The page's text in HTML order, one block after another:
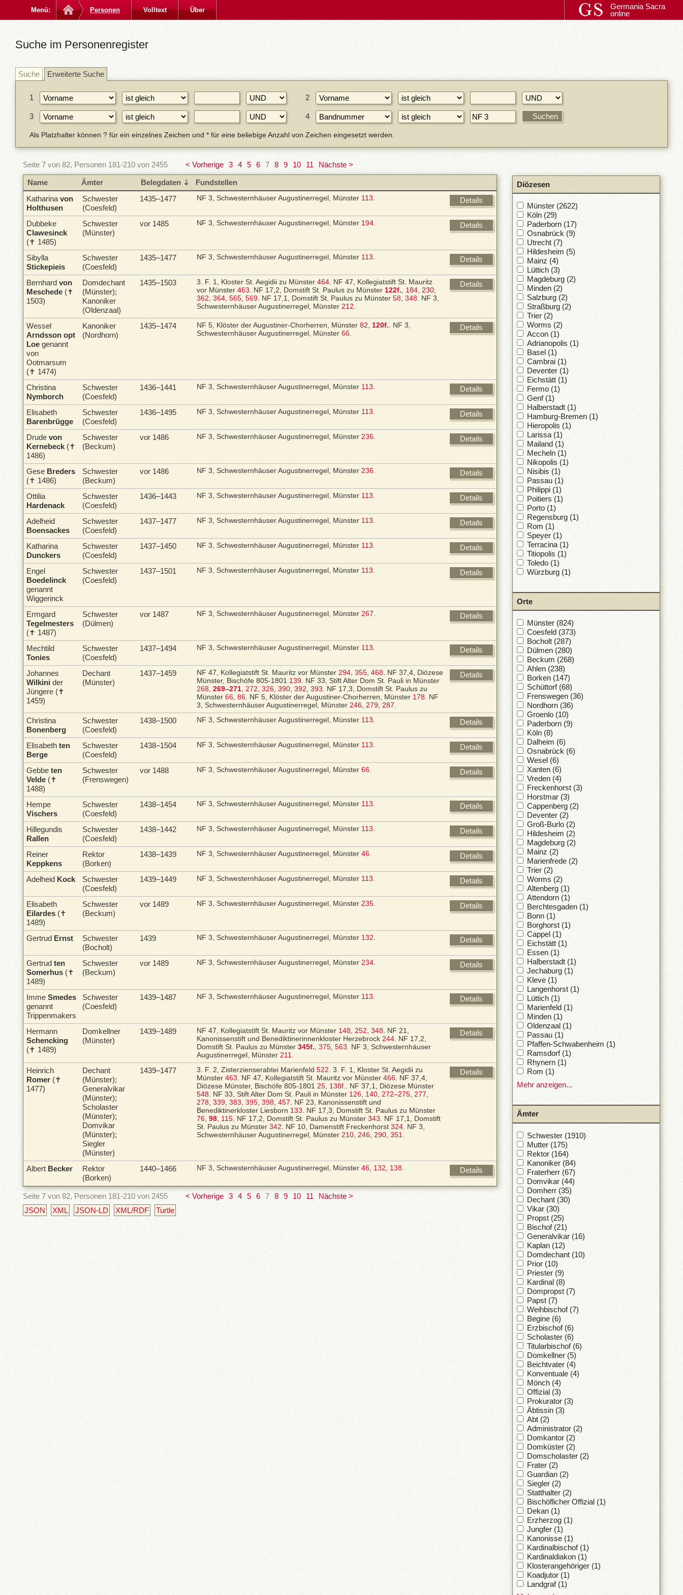
Menü: Personen Volltext Über
Germania Sacra
online
Suche im Personenregister
Suche Erweiterte Suche
1 2
3 4
Als Platzhalter können ? für ein einzelnes Zeichen und * für eine beliebige Anzahl von Zeichen eingesetzt werden.
Seite 7 von 82, Personen 181-210 von 2455 < Vorherige 3 4 5 6 7 8 9 10 11 Nächste >
Name Ämter Belegdaten
Fundstellen
Katharina von
Holthusen
Schwester
(Coesfeld)
1435–1477 NF 3, Schwesternhäuser Augustinerregel, Münster 113. Details
Dubbeke
Clawesinck
(✝ 1485)
Schwester
(Münster)
vor 1485 NF 3, Schwesternhäuser Augustinerregel, Münster 194. Details
Sibylla
Stickepieis
Schwester
(Coesfeld)
1435–1477 NF 3, Schwesternhäuser Augustinerregel, Münster 113. Details
Bernhard von
Meschede (✝
1503)
Domdechant
(Münster);
Kanoniker
(Oldenzaal)
1435–1503 3. F. 1, Kloster St. Aegidii zu Münster 464. NF 47, Kollegiatstift St. Mauritz
vor Münster 463. NF 17,2, Domstift St. Paulus zu Münster 122f., 184, 230,
362, 364, 565, 569. NF 17,1, Domstift St. Paulus zu Münster 58, 348. NF 3,
Schwesternhäuser Augustinerregel, Münster 212.
Details
Wessel
Arndsson opt
Loe genannt
von
Ootmarsum
(✝ 1474)
Kanoniker
(Nordhorn)
1435–1474 NF 5, Klöster der Augustiner-Chorherren, Münster 82, 120f.. NF 3,
Schwesternhäuser Augustinerregel, Münster 66.
Details
Christina
Nymborch
Schwester
(Coesfeld)
1436–1441 NF 3, Schwesternhäuser Augustinerregel, Münster 113. Details
Elisabeth
Barenbrügge
Schwester
(Coesfeld)
1436–1495 NF 3, Schwesternhäuser Augustinerregel, Münster 113. Details
Drude von
Kernebeck (✝
1486)
Schwester
(Beckum)
vor 1486 NF 3, Schwesternhäuser Augustinerregel, Münster 236. Details
Gese Breders
(✝ 1486)
Schwester
(Beckum)
vor 1486 NF 3, Schwesternhäuser Augustinerregel, Münster 236. Details
Ottilia
Hardenack
Schwester
(Coesfeld)
1436–1443 NF 3, Schwesternhäuser Augustinerregel, Münster 113. Details
Adelheid
Boensackes
Schwester
(Coesfeld)
1437–1477 NF 3, Schwesternhäuser Augustinerregel, Münster 113. Details
Katharina
Dunckers
Schwester
(Coesfeld)
1437–1450 NF 3, Schwesternhäuser Augustinerregel, Münster 113. Details
Engel
Boedelinck
genannt
Wiggerinck
Schwester
(Coesfeld)
1437–1501 NF 3, Schwesternhäuser Augustinerregel, Münster 113. Details
Ermgard
Tegelmesters
(✝ 1487)
Schwester
(Dülmen)
vor 1487 NF 3, Schwesternhäuser Augustinerregel, Münster 267. Details
Mechtild
Tonies
Schwester
(Coesfeld)
1437–1494 NF 3, Schwesternhäuser Augustinerregel, Münster 113. Details
Johannes
Wilkini der
Jüngere (✝
1459)
Dechant
(Münster)
1437–1459 NF 47, Kollegiatstift St. Mauritz vor Münster 294, 355, 468. NF 37,4, Diözese
Münster, Bischöfe 805-1801 139. NF 33, Stift Alter Dom St. Pauli in Münster
268, 269–271, 272, 326, 390, 392, 393. NF 17,3, Domstift St. Paulus zu
Münster 66, 86. NF 5, Klöster der Augustiner-Chorherren, Münster 178. NF
3, Schwesternhäuser Augustinerregel, Münster 246, 279, 287.
Details
Christina
Bonenberg
Schwester
(Coesfeld)
1438–1500 NF 3, Schwesternhäuser Augustinerregel, Münster 113. Details
Elisabeth ten
Berge
Schwester
(Coesfeld)
1438–1504 NF 3, Schwesternhäuser Augustinerregel, Münster 113. Details
Gebbe ten
Velde (✝
1488)
Schwester
(Frenswegen)
vor 1488 NF 3, Schwesternhäuser Augustinerregel, Münster 66. Details
Hempe
Vischers
Schwester
(Coesfeld)
1438–1454 NF 3, Schwesternhäuser Augustinerregel, Münster 113. Details
Hillegundis
Rallen
Schwester
(Coesfeld)
1438–1442 NF 3, Schwesternhäuser Augustinerregel, Münster 113. Details
Reiner
Keppkens
Rektor
(Borken)
1438–1439 NF 3, Schwesternhäuser Augustinerregel, Münster 46. Details
Adelheid Kock
Schwester
(Coesfeld)
1439–1449 NF 3, Schwesternhäuser Augustinerregel, Münster 113. Details
Elisabeth
Eilardes (✝
1489)
Schwester
(Beckum)
vor 1489 NF 3, Schwesternhäuser Augustinerregel, Münster 235. Details
Gertrud Ernst
Schwester
(Bocholt)
1439 NF 3, Schwesternhäuser Augustinerregel, Münster 132. Details
Gertrud ten
Somerhus (✝
1489)
Schwester
(Beckum)
vor 1489 NF 3, Schwesternhäuser Augustinerregel, Münster 234. Details
Imme Smedes
genannt
Trippenmakers
Schwester
(Coesfeld)
1439–1487 NF 3, Schwesternhäuser Augustinerregel, Münster 113. Details
Hermann
Schencking
(✝ 1489)
Domkellner
(Münster)
1439–1489 NF 47, Kollegiatstift St. Mauritz vor Münster 148, 252, 348. NF 21,
Kanonissenstift und Benediktinerinnenkloster Herzebrock 244. NF 17,2,
Domstift St. Paulus zu Münster 345f., 375, 563. NF 3, Schwesternhäuser
Augustinerregel, Münster 211.
Details
Heinrich
Romer (✝
1477)
Dechant
(Münster);
Generalvikar
(Münster);
Scholaster
(Münster);
Domvikar
(Münster);
Siegler
(Münster)
1439–1477 3. F. 2, Zisterzienserabtei Marienfeld 522. 3. F. 1, Kloster St. Aegidii zu
Münster 463. NF 47, Kollegiatstift St. Mauritz vor Münster 466. NF 37,4,
Diözese Münster, Bischöfe 805-1801 25, 138f.. NF 37,1, Diözese Münster
548. NF 33, Stift Alter Dom St. Pauli in Münster 126, 140, 272–275, 277,
278, 339, 383, 395, 398, 457. NF 23, Kanonissenstift und
Benediktinerkloster Liesborn 133. NF 17,3, Domstift St. Paulus zu Münster
76, 98, 115. NF 17,2, Domstift St. Paulus zu Münster 343. NF 17,1, Domstift
St. Paulus zu Münster 342. NF 10, Damenstift Freckenhorst 324. NF 3,
Schwesternhäuser Augustinerregel, Münster 210, 246, 290, 351.
Details
Albert Becker
Rektor
(Borken)
1440–1466 NF 3, Schwesternhäuser Augustinerregel, Münster 46, 132, 138. Details
Seite 7 von 82, Personen 181-210 von 2455 < Vorherige 3 4 5 6 7 8 9 10 11
Nächste >
JSON
XML JSON-LD XML/RDF Turtle
Diözesen
Münster (2622)
Köln (29)
Paderborn (17)
Osnabrück (9)
Utrecht (7)
Hildesheim (5)
Mainz (4)
Lüttich (3)
Magdeburg (2)
Minden (2)
Salzburg (2)
Straßburg (2)
Trier (2)
Worms (2)
Accon (1)
Adrianopolis (1)
Basel (1)
Cambrai (1)
Deventer (1)
Eichstätt (1)
Fermo (1)
Genf (1)
Halberstadt (1)
Hamburg-Bremen (1)
Hieropolis (1)
Larissa (1)
Mailand (1)
Mecheln (1)
Nikopolis (1)
Nisibis (1)
Passau (1)
Philippi (1)
Poitiers (1)
Porto (1)
Regensburg (1)
Rom (1)
Speyer (1)
Terracina (1)
Titiopolis (1)
Toledo (1)
Würzburg (1)
Orte
Münster (824)
Coesfeld (373)
Bocholt (287)
Dülmen (280)
Beckum (268)
Ahlen (238)
Borken (147)
Schüttorf (68)
Frenswegen (36)
Nordhorn (36)
Groenlo (10)
Paderborn (9)
Köln (8)
Dalheim (6)
Osnabrück (6)
Wesel (6)
Xanten (6)
Vreden (4)
Freckenhorst (3)
Horstmar (3)
Cappenberg (2)
Deventer (2)
Groß-Burlo (2)
Hildesheim (2)
Magdeburg (2)
Mainz (2)
Marienfrede (2)
Trier (2)
Worms (2)
Altenberg (1)
Attendorn (1)
Berchtesgaden (1)
Bonn (1)
Borghorst (1)
Cappel (1)
Eichstätt (1)
Essen (1)
Halberstadt (1)
Jechaburg (1)
Kleve (1)
Langenhorst (1)
Lüttich (1)
Marienfeld (1)
Minden (1)
Oldenzaal (1)
Passau (1)
Pfaffen-Schwabenheim (1)
Ramsdorf (1)
Rhynern (1)
Rom (1)
Mehr anzeigen...
Ämter
Schwester (1910)
Mutter (175)
Rektor (164)
Kanoniker (84)
Fraterherr (67)
Domvikar (44)
Domherr (35)
Dechant (30)
Vikar (30)
Propst (25)
Bischof (21)
Generalvikar (16)
Kaplan (12)
Domdechant (10)
Prior (10)
Priester (9)
Kardinal (8)
Dompropst (7)
Papst (7)
Weihbischof (7)
Begine (6)
Erzbischof (6)
Scholaster (6)
Titularbischof (6)
Domkellner (5)
Beichtvater (4)
Konventuale (4)
Mönch (4)
Offizial (3)
Prokurator (3)
Äbtissin (3)
Abt (2)
Administrator (2)
Domkantor (2)
Domküster (2)
Domscholaster (2)
Frater (2)
Guardian (2)
Siegler (2)
Statthalter (2)
Bischöflicher Offizial (1)
Dekan (1)
Erzherzog (1)
Jungfer (1)
Kanonisse (1)
Kardinalbischof (1)
Kardinaldiakon (1)
Klosterangehöriger (1)
Koadjutor (1)
Landgraf (1)